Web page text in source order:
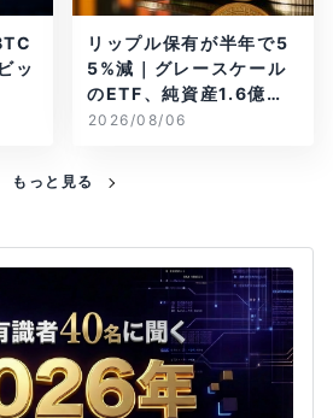
ッ
リップル保有が半年で5
5%減｜グレースケール
のETF、純資産1.6億ド
ル減
2026/08/06
もっと見る